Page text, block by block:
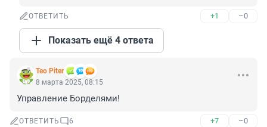
ОТВЕТИТЬ +1 –0
Показать ещё 4 ответа
Teo Piter
8 марта 2025, 08:15
Управление Борделями!
ОТВЕТИТЬ 6 +7 –0